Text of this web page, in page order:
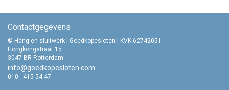
Contactgegevens
© Hang en sluitwerk | Goedkopesloten | KVK 62742051
Hongkongstraat 15
3047 BR Rotterdam
info@goedkopesloten.com
010 - 415 54 47